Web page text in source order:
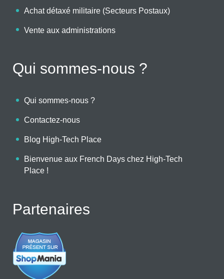
Achat détaxé militaire (Secteurs Postaux)
Vente aux administrations
Qui sommes-nous ?
Qui sommes-nous ?
Contactez-nous
Blog High-Tech Place
Bienvenue aux French Days chez High-Tech
Place !
Partenaires